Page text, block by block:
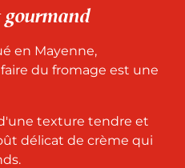
gourmand
en Mayenne,
du fromage est une
texture tendre et
délicat de crème qui